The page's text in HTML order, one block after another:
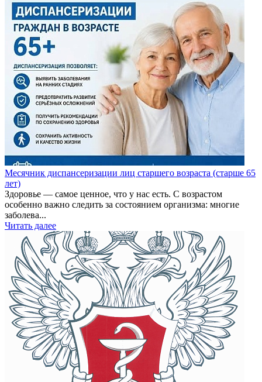
Месячник диспансеризации лиц старшего возраста (старше 65
лет)
Здоровье — самое ценное, что у нас есть. С возрастом
особенно важно следить за состоянием организма: многие
заболева...
Читать далее